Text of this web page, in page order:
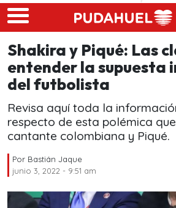
Skip to main content
Shakira y Piqué: Las
entender la supuesta
del futbolista
Revisa aquí toda la
respecto de esta polémica
cantante colombiana y Piqué.
Por Bastián Jaque
junio 3, 2022 - 9:51 am